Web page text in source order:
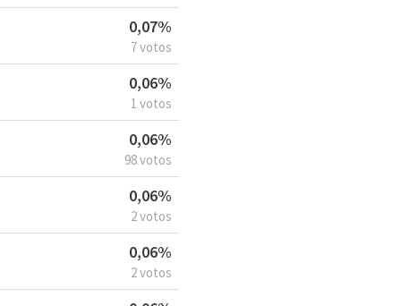
0,07%
7 votos
0,06%
1 votos
0,06%
98 votos
0,06%
2 votos
0,06%
2 votos